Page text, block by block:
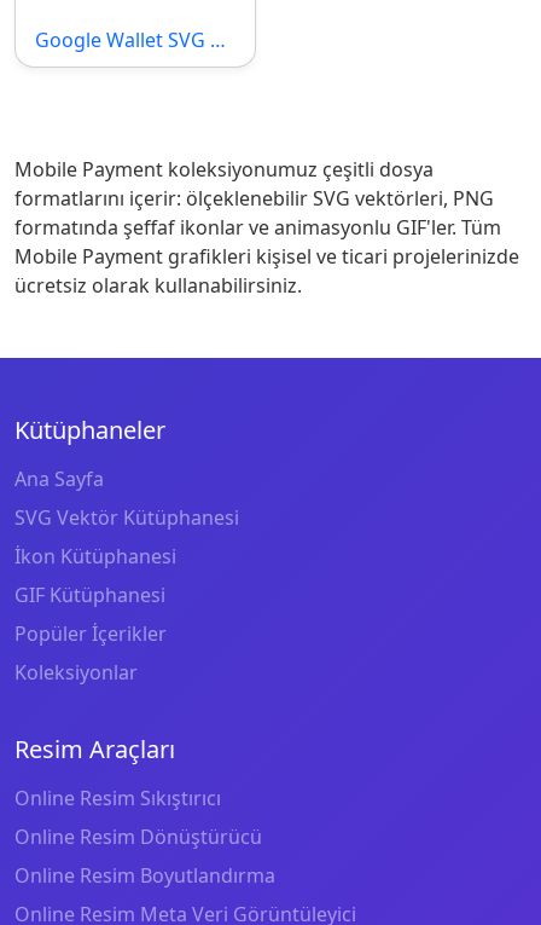
Google Wallet SVG Dosyası
Mobile Payment koleksiyonumuz çeşitli dosya
formatlarını içerir: ölçeklenebilir SVG vektörleri, PNG
formatında şeffaf ikonlar ve animasyonlu GIF'ler. Tüm
Mobile Payment grafikleri kişisel ve ticari projelerinizde
ücretsiz olarak kullanabilirsiniz.
Kütüphaneler
Ana Sayfa
SVG Vektör Kütüphanesi
İkon Kütüphanesi
GIF Kütüphanesi
Popüler İçerikler
Koleksiyonlar
Resim Araçları
Online Resim Sıkıştırıcı
Online Resim Dönüştürücü
Online Resim Boyutlandırma
Online Resim Meta Veri Görüntüleyici